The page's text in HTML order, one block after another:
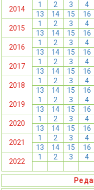
2014
1 2 3 4
13
14 15 16
2015
1 2 3 4
13
14 15 16
2016
1 2 3 4
13
14 15 16
2017
1 2 3 4
13
14 15 16
2018
1 2 3 4
13
14 15 16
2019
1 2 3 4
13
14 15 16
2020
1 2 3 4
13
14 15 16
2021
1 2 3 4
13
14 15 16
2022
1 2 3 4